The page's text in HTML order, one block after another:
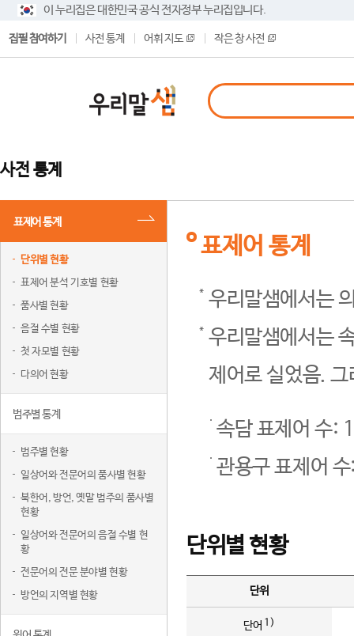
이 누리집은 대한민국 공식 전자정부 누리집입니다.
집필 참여하기 사전 통계 어휘 지도 작은 창 사전
사전 통계
표제어 통계
단위별 현황
표제어 분석 기호별 현황
품사별 현황
음절 수별 현황
첫 자모별 현황
다의어 현황
범주별 통계
범주별 현황
일상어와 전문어의 품사별 현황
북한어, 방언, 옛말 범주의 품사별
현황
일상어와 전문어의 음절 수별 현
황
전문어의 전문 분야별 현황
방언의 지역별 현황
표제어 통계
우리말샘에서는
우리말샘에서는
제어로 실었음.
속담 표제어 수:
관용구 표제어
단위별 현황
단위
단어 1)